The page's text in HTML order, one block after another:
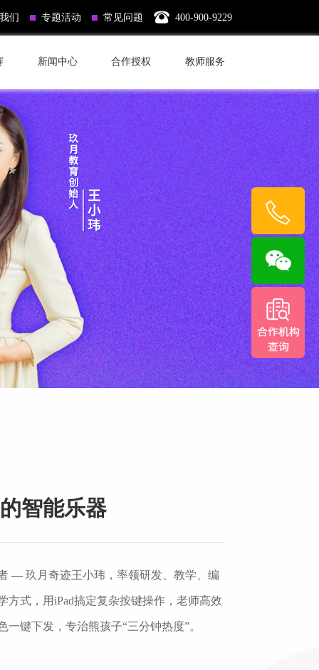
们 专题活动 常见问题 400-900-9229
新闻中心 合作授权 教师服务
智能乐器
— 玖月奇迹王小玮，率领研发、教学、编
方式，用iPad搞定复杂按键操作，老师高效
键下发，专治熊孩子“三分钟热度”。